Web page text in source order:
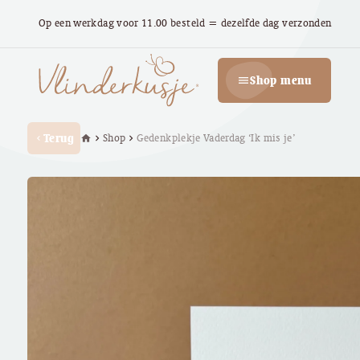
Op een werkdag voor 11.00 besteld = dezelfde dag verzonden
menuShop menu
chevron_left Terug home chevron_right Shop chevron_rightGedenkplekje Vaderdag ‘Ik mis je’